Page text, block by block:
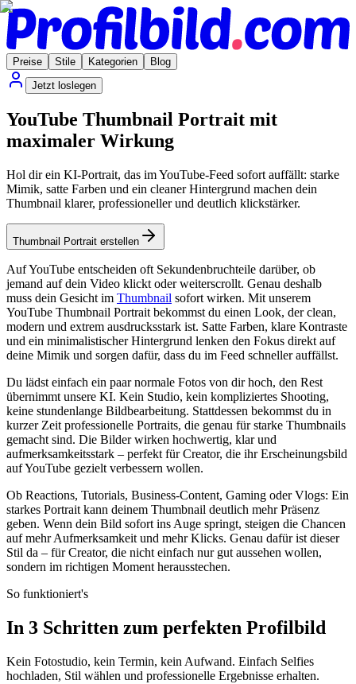
Preise Stile Kategorien
Blog
Jetzt loslegen
YouTube Thumbnail Portrait mit
maximaler Wirkung
Hol dir ein KI-Portrait, das im YouTube-Feed sofort auffällt: starke
Mimik, satte Farben und ein cleaner Hintergrund machen dein
Thumbnail klarer, professioneller und deutlich klickstärker.
Thumbnail Portrait erstellen
Auf YouTube entscheiden oft Sekundenbruchteile darüber, ob
jemand auf dein Video klickt oder weiterscrollt. Genau deshalb
muss dein Gesicht im Thumbnail sofort wirken. Mit unserem
YouTube Thumbnail Portrait bekommst du einen Look, der clean,
modern und extrem ausdrucksstark ist. Satte Farben, klare Kontraste
und ein minimalistischer Hintergrund lenken den Fokus direkt auf
deine Mimik und sorgen dafür, dass du im Feed schneller auffällst.
Du lädst einfach ein paar normale Fotos von dir hoch, den Rest
übernimmt unsere KI. Kein Studio, kein kompliziertes Shooting,
keine stundenlange Bildbearbeitung. Stattdessen bekommst du in
kurzer Zeit professionelle Portraits, die genau für starke Thumbnails
gemacht sind. Die Bilder wirken hochwertig, klar und
aufmerksamkeitsstark – perfekt für Creator, die ihr Erscheinungsbild
auf YouTube gezielt verbessern wollen.
Ob Reactions, Tutorials, Business-Content, Gaming oder Vlogs: Ein
starkes Portrait kann deinem Thumbnail deutlich mehr Präsenz
geben. Wenn dein Bild sofort ins Auge springt, steigen die Chancen
auf mehr Aufmerksamkeit und mehr Klicks. Genau dafür ist dieser
Stil da – für Creator, die nicht einfach nur gut aussehen wollen,
sondern im richtigen Moment herausstechen.
So funktioniert's
In 3 Schritten zum perfekten Profilbild
Kein Fotostudio, kein Termin, kein Aufwand. Einfach Selfies
hochladen, Stil wählen und professionelle Ergebnisse erhalten.